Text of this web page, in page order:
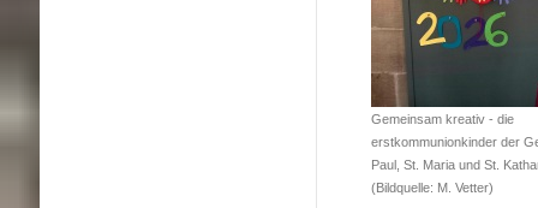
Gemeinsam kreativ - die
erstkommunionkinder der
Paul, St. Maria und St.
(Bildquelle: M. Vetter)